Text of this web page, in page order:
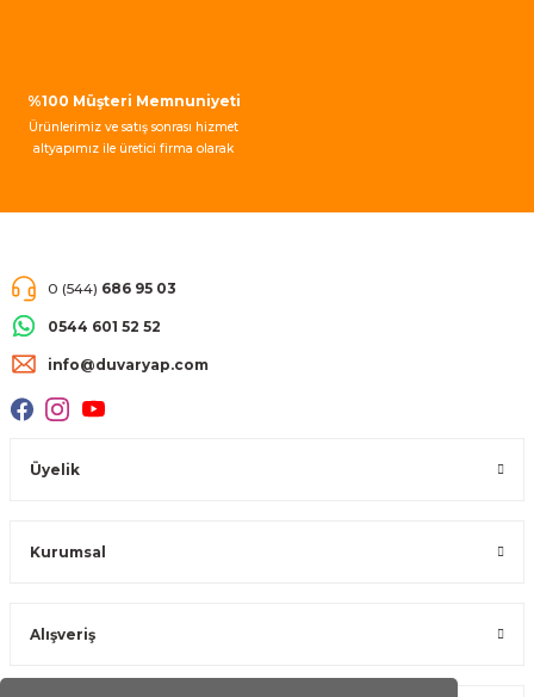
%100 Müşteri Memnuniyeti
Ürünlerimiz ve satış sonrası hizmet
altyapımız ile üretici firma olarak
0 (544) 686 95 03
0544 601 52 52
info@duvaryap.com
Üyelik
Kurumsal
Alışveriş